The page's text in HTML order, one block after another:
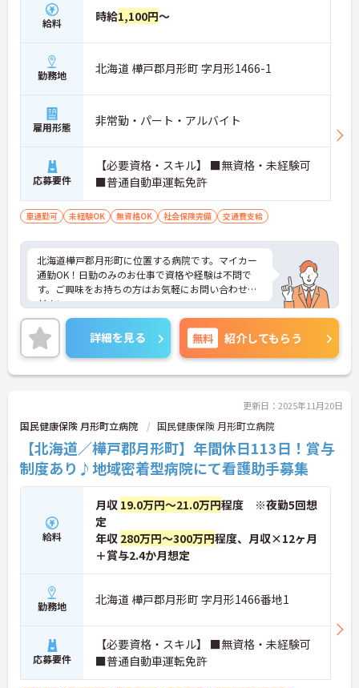
給料 時給1,100円～
勤務地 北海道 樺戸郡月形町 字月形1466-1
雇用形態 非常勤・パート・アルバイト
応募要件
【必要資格・スキル】 ■無資格・未経験可
■普通自動車運転免許
車通勤可 未経験OK 無資格OK 社会保険完備 交通費支給
北海道樺戸郡月形町に位置する病院です。マイカー
通勤OK！日勤のみのお仕事で資格や経験は不問で
す。ご興味をお持ちの方はお気軽にお問い合わせく
ださい。
詳細を見る 無料 紹介してもらう
更新日：2025年11月20日
国民健康保険 月形町立病院 国民健康保険 月形町立病院
【北海道／樺戸郡月形町】年間休日113日！賞与
制度あり♪地域密着型病院にて看護助手募集
給料
月収 19.0万円～21.0万円程度 ※夜勤5回想
定
年収 280万円～300万円程度、月収×12ヶ月
＋賞与2.4か月想定
勤務地 北海道 樺戸郡月形町 字月形1466番地1
応募要件
【必要資格・スキル】 ■無資格・未経験可
■普通自動車運転免許